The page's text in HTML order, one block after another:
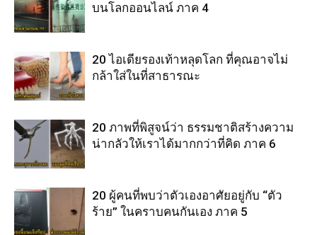
บนโลกออนไลน์ ภาค 4
20 ไอเดียรองเท้าหลุดโลก ที่คุณอาจไม่
กล้าใส่ในที่สาธารณะ
20 ภาพที่พิสูจน์ว่า ธรรมชาติสร้างความ
น่ากลัวให้เราได้มากกว่าที่คิด ภาค 6
20 ผู้คนที่พบว่าตัวเองอาศัยอยู่กับ “ตัว
ร้าย” ในคราบคนกันเอง ภาค 5